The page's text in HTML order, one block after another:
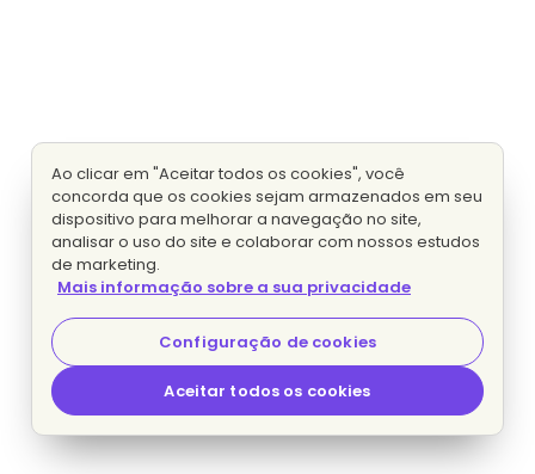
Ao clicar em "Aceitar todos os cookies", você
concorda que os cookies sejam armazenados em seu
dispositivo para melhorar a navegação no site,
analisar o uso do site e colaborar com nossos estudos
de marketing.
Mais informação sobre a sua privacidade
Configuração de cookies
Aceitar todos os cookies